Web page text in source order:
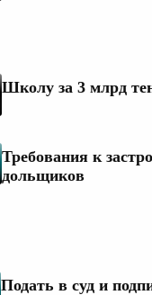
Школу за 3 млрд
Требования к
дольщиков
Подать в суд и